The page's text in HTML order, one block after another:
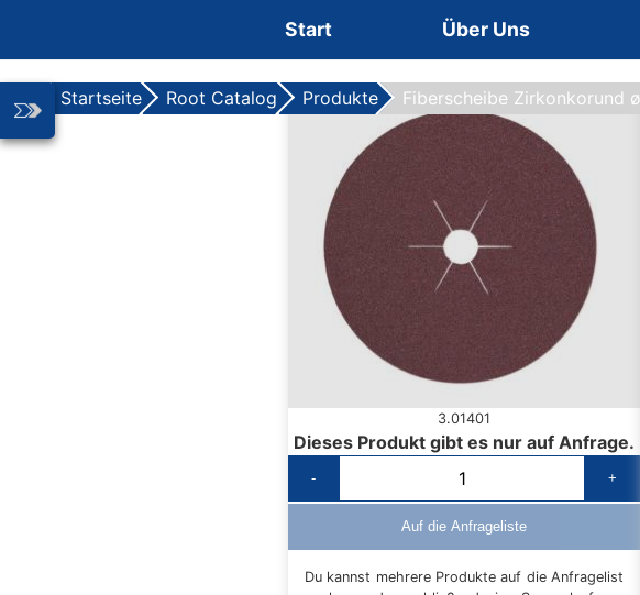
Start Über Uns
Startseite Root Catalog Produkte Fiberscheibe Zirkonkorund
3.01401
Dieses Produkt gibt es nur auf Anfrage.
- +
Auf die Anfrageliste
Du kannst mehrere Produkte auf die Anfragelist